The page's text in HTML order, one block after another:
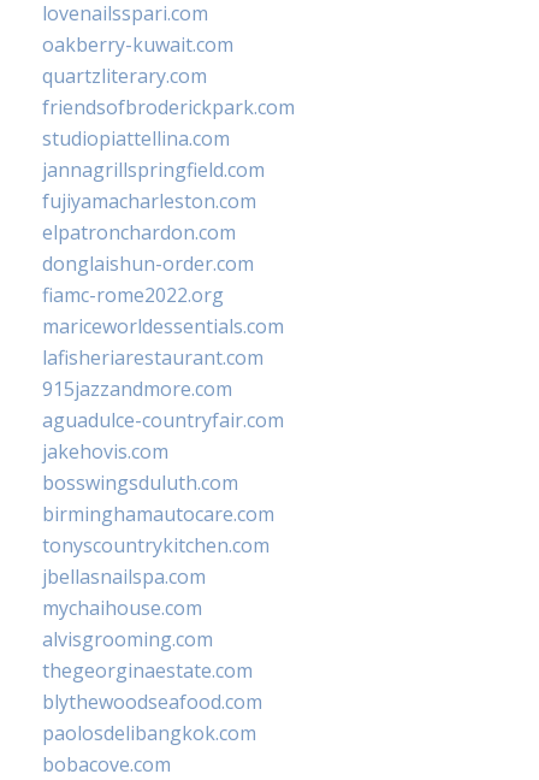
lovenailsspari.com
oakberry-kuwait.com
quartzliterary.com
friendsofbroderickpark.com
studiopiattellina.com
jannagrillspringfield.com
fujiyamacharleston.com
elpatronchardon.com
donglaishun-order.com
fiamc-rome2022.org
mariceworldessentials.com
lafisheriarestaurant.com
915jazzandmore.com
aguadulce-countryfair.com
jakehovis.com
bosswingsduluth.com
birminghamautocare.com
tonyscountrykitchen.com
jbellasnailspa.com
mychaihouse.com
alvisgrooming.com
thegeorginaestate.com
blythewoodseafood.com
paolosdelibangkok.com
bobacove.com